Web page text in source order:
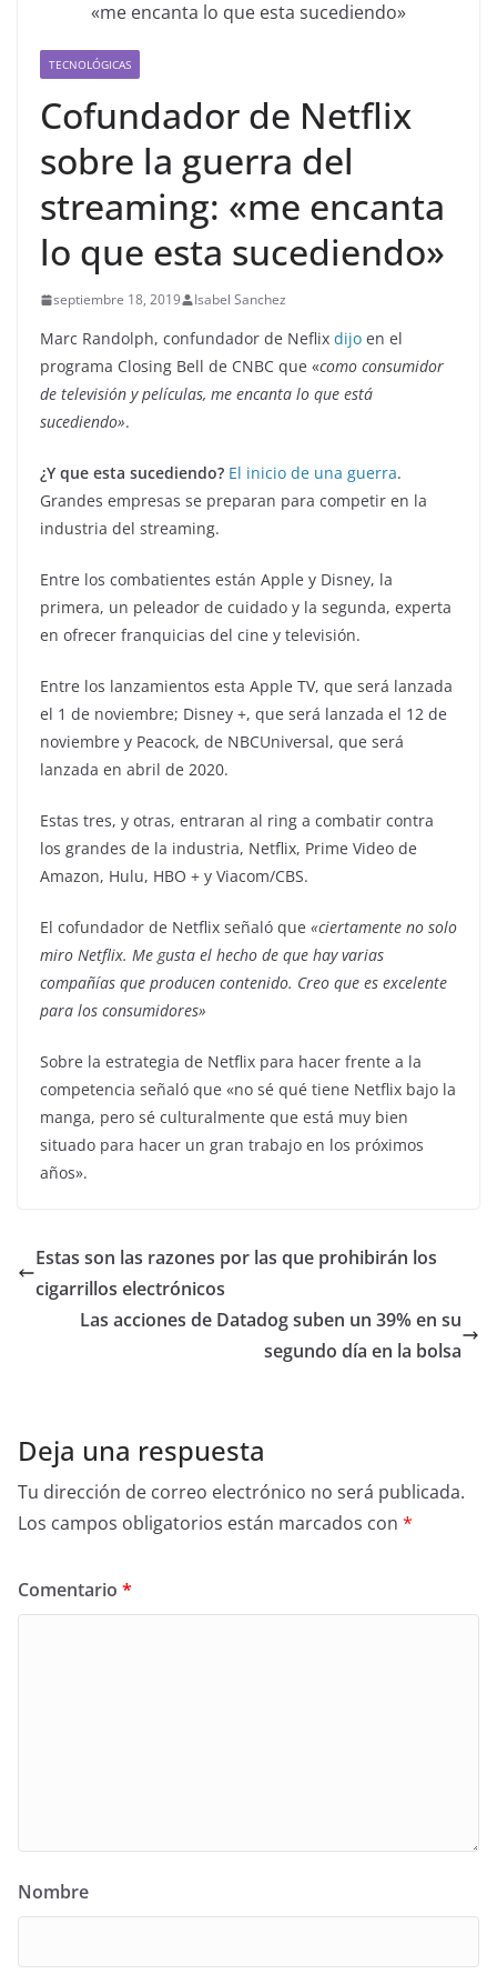
TECNOLÓGICAS
Cofundador de Netflix
sobre la guerra del
streaming: «me encanta
lo que esta sucediendo»
septiembre 18, 2019 Isabel Sanchez
Marc Randolph, confundador de Neflix dijo en el
programa Closing Bell de CNBC que «como consumidor
de televisión y películas, me encanta lo que está
sucediendo».
¿Y que esta sucediendo? El inicio de una guerra.
Grandes empresas se preparan para competir en la
industria del streaming.
Entre los combatientes están Apple y Disney, la
primera, un peleador de cuidado y la segunda, experta
en ofrecer franquicias del cine y televisión.
Entre los lanzamientos esta Apple TV, que será lanzada
el 1 de noviembre; Disney +, que será lanzada el 12 de
noviembre y Peacock, de NBCUniversal, que será
lanzada en abril de 2020.
Estas tres, y otras, entraran al ring a combatir contra
los grandes de la industria, Netflix, Prime Video de
Amazon, Hulu, HBO + y Viacom/CBS.
El cofundador de Netflix señaló que «ciertamente no solo
miro Netflix. Me gusta el hecho de que hay varias
compañías que producen contenido. Creo que es excelente
para los consumidores»
Sobre la estrategia de Netflix para hacer frente a la
competencia señaló que «no sé qué tiene Netflix bajo la
manga, pero sé culturalmente que está muy bien
situado para hacer un gran trabajo en los próximos
años».
Estas son las razones por las que prohibirán los
cigarrillos electrónicos
Las acciones de Datadog suben un 39% en su
segundo día en la bolsa
Deja una respuesta
Tu dirección de correo electrónico no será publicada.
Los campos obligatorios están marcados con *
Comentario *
Nombre